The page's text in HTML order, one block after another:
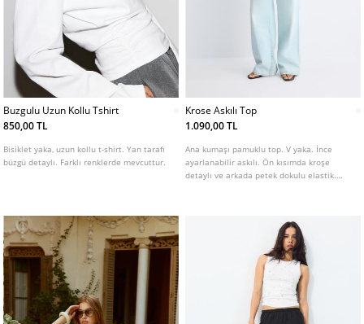
Buzgulu Uzun Kollu Tshirt
850,00 TL
Bisiklet yaka, uzun kollu t-shirt. Yan tarafı
büzgü detaylı. Farklı renklerde mevcuttur.
Krose Askılı Top
1.090,00 TL
Ana kumaşı pamuklu top. V yaka. İnce
ayarlanabilir askılı. Ön kısımda kroşe
detaylı ve arkada petek dokulu elastik.